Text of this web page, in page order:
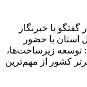
گفتگو با خبرنگار
استان با حضور
و گفت: توسعه زیرساخت‌ها،
کشور از مهم‌ترین